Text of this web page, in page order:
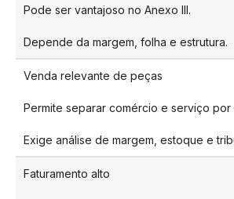
Pode ser vantajoso no Anexo III.
Depende da margem, folha e estrutura.
Venda relevante de peças
Permite separar comércio e serviço por
Exige análise de margem, estoque e
Faturamento alto